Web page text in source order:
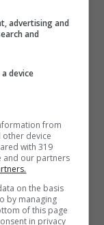
1.000€
advertising and
and
device
from
other device
with 319
and our partners
on the basis
by managing
of this page
in privacy